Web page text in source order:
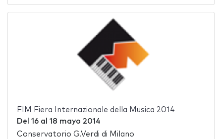
FIM Fiera Internazionale della Musica 2014
Del 16al 18 mayo 2014
Conservatorio G.Verdi di Milano